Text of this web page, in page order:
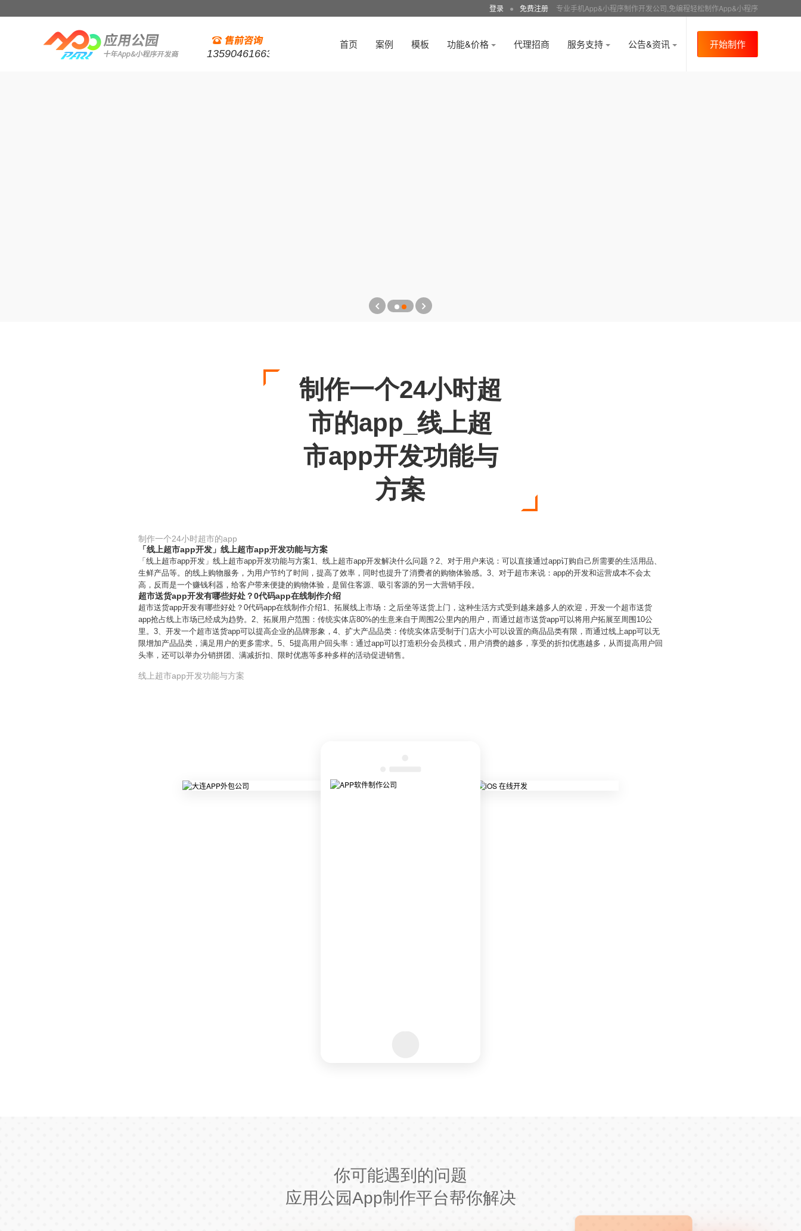
登录 ● 免费注册 专业手机App&小程序制作开发公司,免编程轻松制作App&小程序
13590461663
首页 案例 模板 功能&价格 代理招商 服务支持 公告&资讯 开始制作
制作一个24小时超
市的app_线上超
市app开发功能与
方案
制作一个24小时超市的app
「线上超市app开发」线上超市app开发功能与方案
「线上超市app开发」线上超市app开发功能与方案1、线上超市app开发解决什么问题？2、对于用户来说：可以直接通过app订购自己所需要的生活用品、
生鲜产品等。的线上购物服务，为用户节约了时间，提高了效率，同时也提升了消费者的购物体验感。3、对于超市来说：app的开发和运营成本不会太
高，反而是一个赚钱利器，给客户带来便捷的购物体验，是留住客源、吸引客源的另一大营销手段。
超市送货app开发有哪些好处？0代码app在线制作介绍
超市送货app开发有哪些好处？0代码app在线制作介绍1、拓展线上市场：之后坐等送货上门，这种生活方式受到越来越多人的欢迎，开发一个超市送货
app抢占线上市场已经成为趋势。2、拓展用户范围：传统实体店80%的生意来自于周围2公里内的用户，而通过超市送货app可以将用户拓展至周围10公
里。3、开发一个超市送货app可以提高企业的品牌形象，4、扩大产品品类：传统实体店受制于门店大小可以设置的商品品类有限，而通过线上app可以无
限增加产品品类，满足用户的更多需求。5、5提高用户回头率：通过app可以打造积分会员模式，用户消费的越多，享受的折扣优惠越多，从而提高用户回
头率，还可以举办分销拼团、满减折扣、限时优惠等多种多样的活动促进销售。
线上超市app开发功能与方案
你可能遇到的问题
应用公园App制作平台帮你解决